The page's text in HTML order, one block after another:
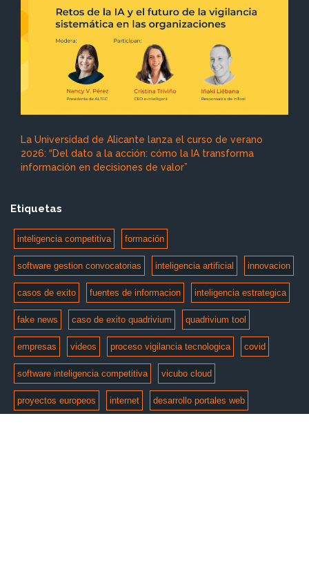
La Universidad de Alicante lanza el curso de verano
2026: “Del dato a la acción: cómo la IA transforma
información en decisiones de valor”
Etiquetas
inteligencia competitiva formación
software gestion convocatorias inteligencia artificial innovacion
casos de exito fuentes de informacion inteligencia estrategica
fake news caso de exito quadrivium quadrivium tool
empresas videos proceso vigilancia tecnologica covid
software inteligencia competitiva vicubo cloud
proyectos europeos internet desarrollo portales web